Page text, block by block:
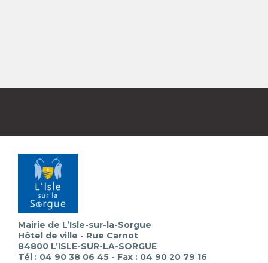
Mairie de L’Isle-sur-la-Sorgue
Hôtel de ville - Rue Carnot
84800 L’ISLE-SUR-LA-SORGUE
Tél : 04 90 38 06 45 - Fax : 04 90 20 79 16